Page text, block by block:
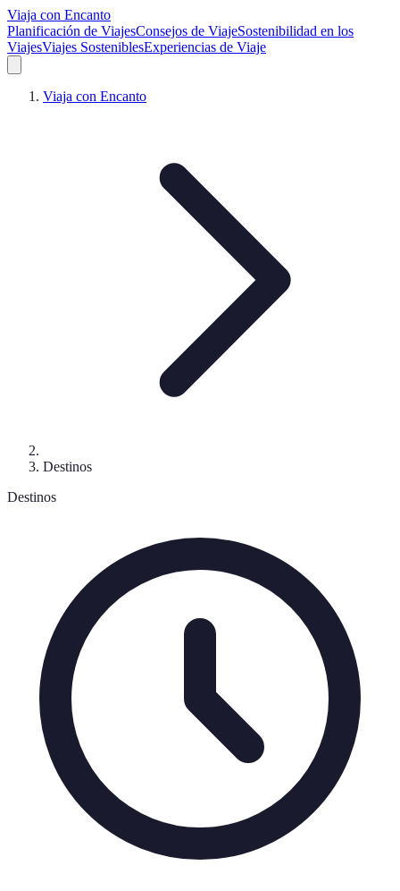
Viaja con Encanto
Planificación de ViajesConsejos de ViajeSostenibilidad en los
ViajesViajes SosteniblesExperiencias de Viaje
Viaja con Encanto
Destinos
Destinos